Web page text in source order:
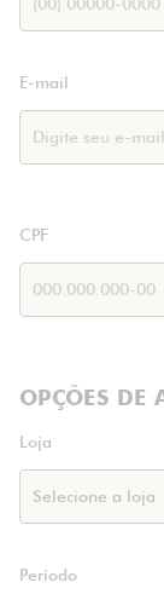
E-mail
CPF
OPÇÕES DE
Loja
Período